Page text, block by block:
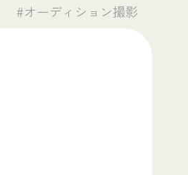
#オーディション撮影